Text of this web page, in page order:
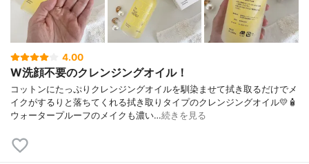
4.00
W洗顔不要のクレンジングオイル！
コットンにたっぷりクレンジングオイルを馴染ませて拭き取るだけでメ
イクがするりと落ちてくれる拭き取りタイプのクレンジングオイル💛🧴
ウォータープルーフのメイクも濃い…続きを見る